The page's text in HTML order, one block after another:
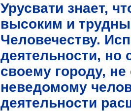
Урусвати знает,
высоким и
Человечеству.
деятельности, но
своему городу,
неведомому
деятельности